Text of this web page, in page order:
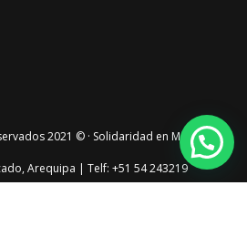
2021 © · Solidaridad en Marcha
Arequipa | Telf: +51 54 243219